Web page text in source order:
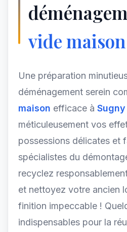
vide maison
Une préparation
déménagement serein
maison efficace à Sugny
méticuleusement vos
possessions délicates et
spécialistes du
recyclez
et nettoyez votre ancien
finition impeccable !
indispensables pour la